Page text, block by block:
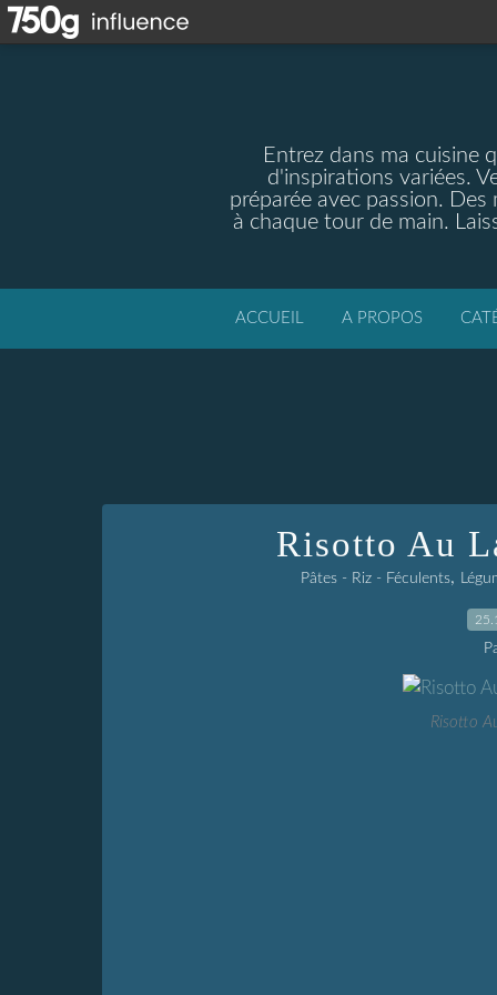
Entrez dans ma cuisine
d'inspirations variées.
préparée avec passion.
à chaque tour de main.
ACCUEIL A PROPOS
Risotto Au
Pâtes - Riz - Féculents,
Risotto